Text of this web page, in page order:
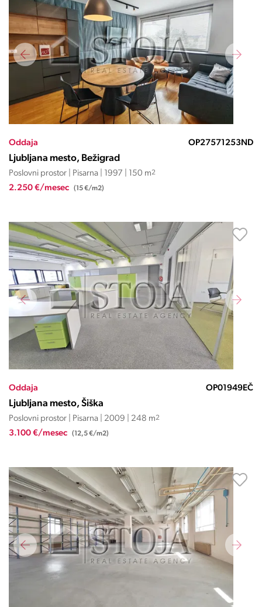
Oddaja OP27571253ND
Ljubljana mesto, Bežigrad
Poslovni prostor | Pisarna | 1997 | 150 m2
2.250 €/mesec (15 €/m2)
Oddaja OP01949EČ
Ljubljana mesto, Šiška
Poslovni prostor | Pisarna | 2009 | 248 m2
3.100 €/mesec (12,5 €/m2)